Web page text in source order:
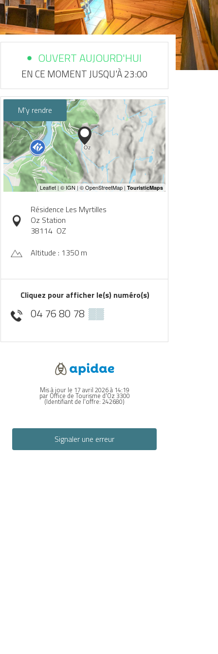
OUVERT AUJOURD'HUI
EN CE MOMENT JUSQU'À 23:00
M'y rendre
Résidence Les Myrtilles
Oz Station
38114 OZ
Altitude : 1350 m
Cliquez pour afficher le(s) numéro(s)
04 76 80 78 ▒▒
Mis à jour le 17 avril 2026 à 14:19
par Office de Tourisme d'Oz 3300
(Identifiant de l'offre: 242680)
Signaler une erreur